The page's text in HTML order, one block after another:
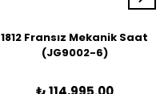
1812 Fransız Mekanik Saat
(JG9002-6)